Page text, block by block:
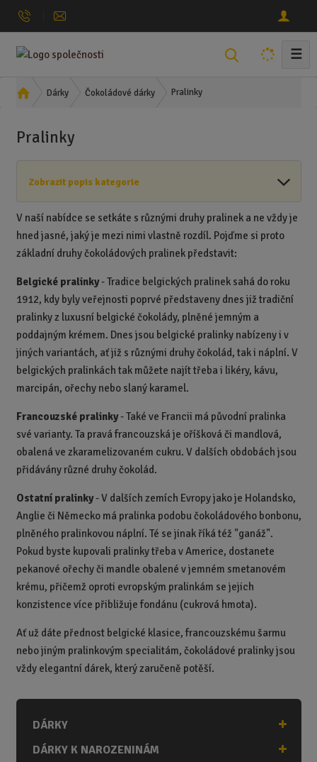
☰
Ú
d
s
r
a
n
Dárky Čokoládové dárky Pralinky
Pralinky
Zobrazit popis kategorie
V naší nabídce se setkáte s různými druhy pralinek a ne vždy je
hned jasné, jaký je mezi nimi vlastně rozdíl. Pojďme si proto
základní druhy čokoládových pralinek představit:
Belgické pralinky- Tradice belgických pralinek sahá do roku
1912, kdy byly veřejnosti poprvé představeny dnes již tradiční
pralinky z luxusní belgické čokolády, plněné jemným a
poddajným krémem. Dnes jsou belgické pralinky nabízeny i v
jiných variantách, ať již s různými druhy čokolád, tak i náplní. V
belgických pralinkách tak můžete najít třeba i likéry, kávu,
marcipán, ořechy nebo slaný karamel.
Francouzské pralinky- Také ve Francii má původní pralinka
své varianty. Ta pravá francouzská je oříšková či mandlová,
obalená ve zkaramelizovaném cukru. V dalších obdobách jsou
přidávány různé druhy čokolád.
Ostatní pralinky- V dalších zemích Evropy jako je Holandsko,
Anglie či Německo má pralinka podobu čokoládového bonbonu,
plněného pralinkovou náplní. Té se jinak říká též "ganáž".
Pokud byste kupovali pralinky třeba v Americe, dostanete
pekanové ořechy či mandle obalené v jemném smetanovém
krému, přičemž oproti evropským pralinkám se jejich
konzistence více přibližuje fondánu (cukrová hmota).
Ať už dáte přednost belgické klasice, francouzskému šarmu
nebo jiným pralinkovým specialitám, čokoládové pralinky jsou
vždy elegantní dárek, který zaručeně potěší.
DÁRKY
DÁRKY K NAROZENINÁM